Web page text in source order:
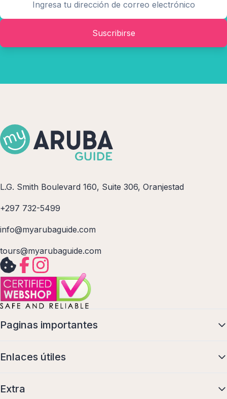
Suscribirse
L.G. Smith Boulevard 160, Suite 306, Oranjestad
+297 732-5499
info@myarubaguide.com
tours@myarubaguide.com
Paginas importantes
Enlaces útiles
Extra